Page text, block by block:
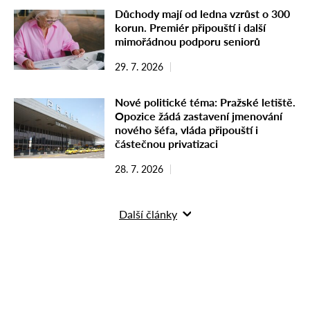
Důchody mají od ledna vzrůst o 300
korun. Premiér připouští i další
mimořádnou podporu seniorů
29. 7. 2026
Nové politické téma: Pražské letiště.
Opozice žádá zastavení jmenování
nového šéfa, vláda připouští i
částečnou privatizaci
28. 7. 2026
Další články